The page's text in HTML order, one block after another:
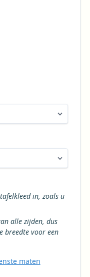
diner, een
het
of gouden
het
in, zoals u
alle zijden, dus
maten